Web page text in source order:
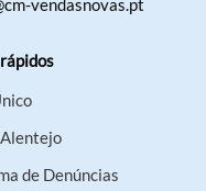
vendasnovas.pt
de Denúncias